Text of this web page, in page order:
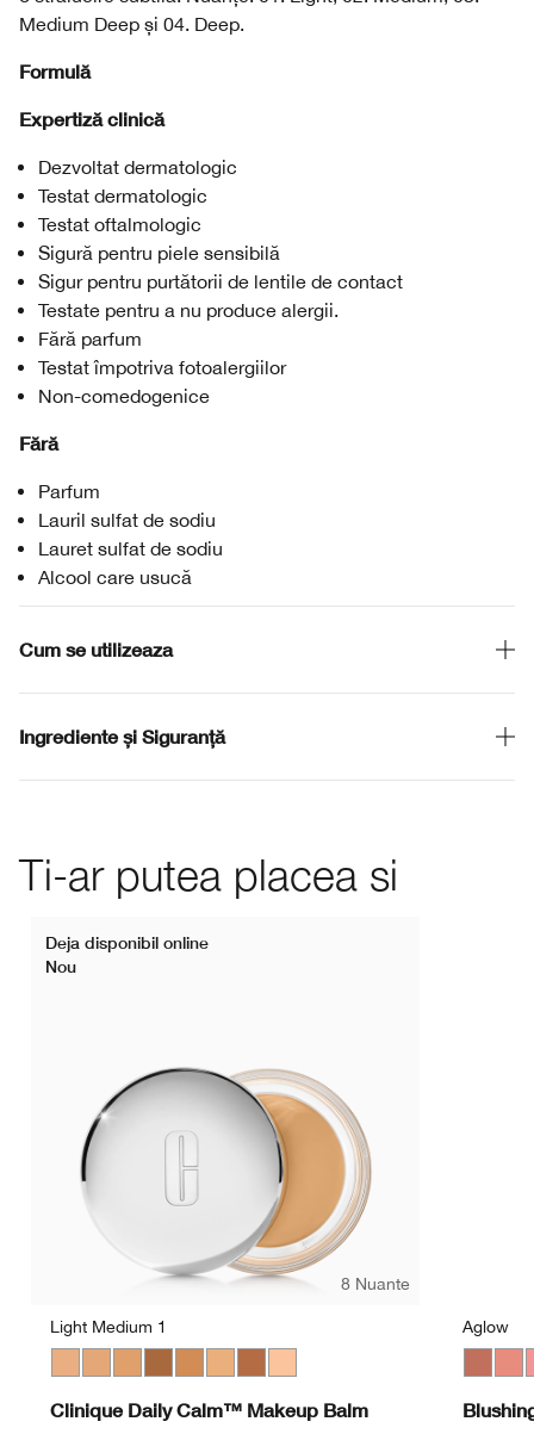
Medium Deep și 04. Deep.
Formulă
Expertiză clinică
Dezvoltat dermatologic
Testat dermatologic
Testat oftalmologic
Sigură pentru piele sensibilă
Sigur pentru purtătorii de lentile de contact
Testate pentru a nu produce alergii.
Fără parfum
Testat împotriva fotoalergiilor
Non-comedogenice
Fără
Parfum
Lauril sulfat de sodiu
Lauret sulfat de sodiu
Alcool care usucă
Cum se utilizeaza
Ingrediente și Siguranță
Ti-ar putea placea si
Deja disponibil online
Nou
8 Nuante
Light Medium 1
Clinique Daily Calm™ Makeup Balm
Aglow